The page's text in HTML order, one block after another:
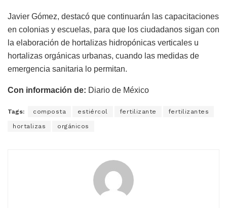
Javier Gómez, destacó que continuarán las capacitaciones
en colonias y escuelas, para que los ciudadanos sigan con
la elaboración de hortalizas hidropónicas verticales u
hortalizas orgánicas urbanas, cuando las medidas de
emergencia sanitaria lo permitan.
Con información de: Diario de México
Tags: composta estiércol fertilizante fertilizantes
hortalizas orgánicos